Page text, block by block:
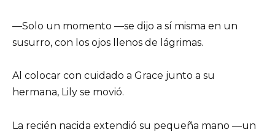
—Solo un momento —se dijo a sí misma en un
susurro, con los ojos llenos de lágrimas.
Al colocar con cuidado a Grace junto a su
hermana, Lily se movió.
La recién nacida extendió su pequeña mano —un